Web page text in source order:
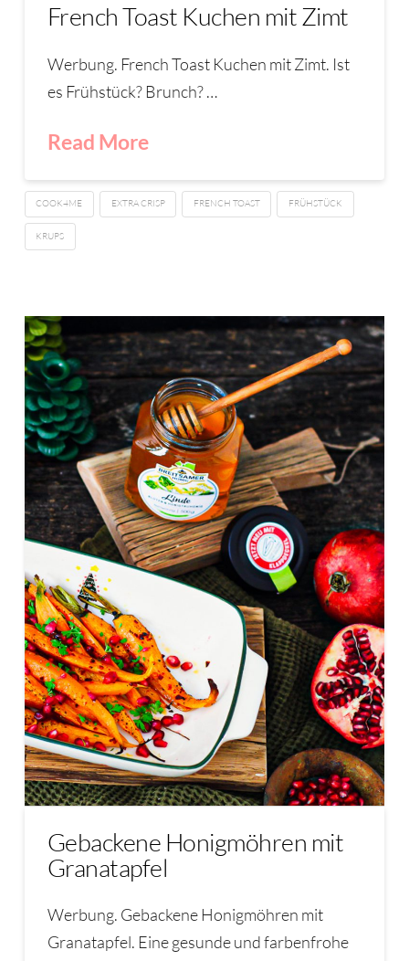
French Toast Kuchen mit Zimt
Werbung. French Toast Kuchen mit Zimt. Ist
es Frühstück? Brunch? …
Read More
COOK4ME EXTRA CRISP FRENCH TOAST FRÜHSTÜCK
KRUPS
Gebackene Honigmöhren mit
Granatapfel
Werbung. Gebackene Honigmöhren mit
Granatapfel. Eine gesunde und farbenfrohe